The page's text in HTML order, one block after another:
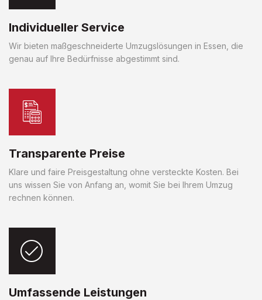
Individueller Service
Wir bieten maßgeschneiderte Umzugslösungen in Essen, die
genau auf Ihre Bedürfnisse abgestimmt sind.
Transparente Preise
Klare und faire Preisgestaltung ohne versteckte Kosten. Bei
uns wissen Sie von Anfang an, womit Sie bei Ihrem Umzug
rechnen können.
Umfassende Leistungen